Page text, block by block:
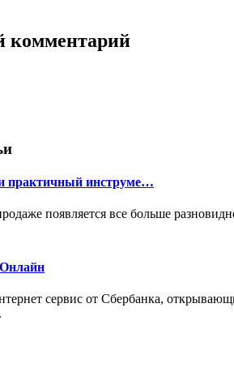
комментарий
практичный инструме…
появляется все больше
сервис от Сбербанка,